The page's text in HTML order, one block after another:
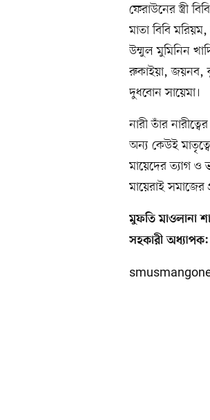
ফেরাউনের স্ত্রী
মাতা বিবি
উম্মুল মুমিনিন
রুকাইয়া, জয়নব,
দুধবোন সায়েমা।
নারী তাঁর
অন্য কেউই
মায়েদের ত্যাগ ও
মায়েরাই সমাজের
মুফতি মাওলানা
সহকারী